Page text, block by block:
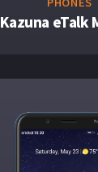
Kazuna eTalk